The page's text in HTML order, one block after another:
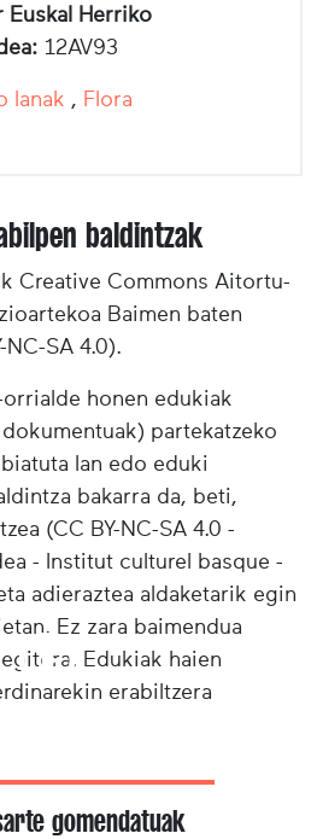
Euskal Herriko
12AV93
lanak , Flora
baldintzak
Creative Commons Aitortu-
Baimen baten
NC-SA 4.0).
honen edukiak
partekatzeko
lan edo eduki
bakarra da, beti,
(CC BY-NC-SA 4.0 -
- Institut culturel basque -
adieraztea aldaketarik egin
Ez zara baimendua
Edukiak haien
erabiltzera
gomendatuak